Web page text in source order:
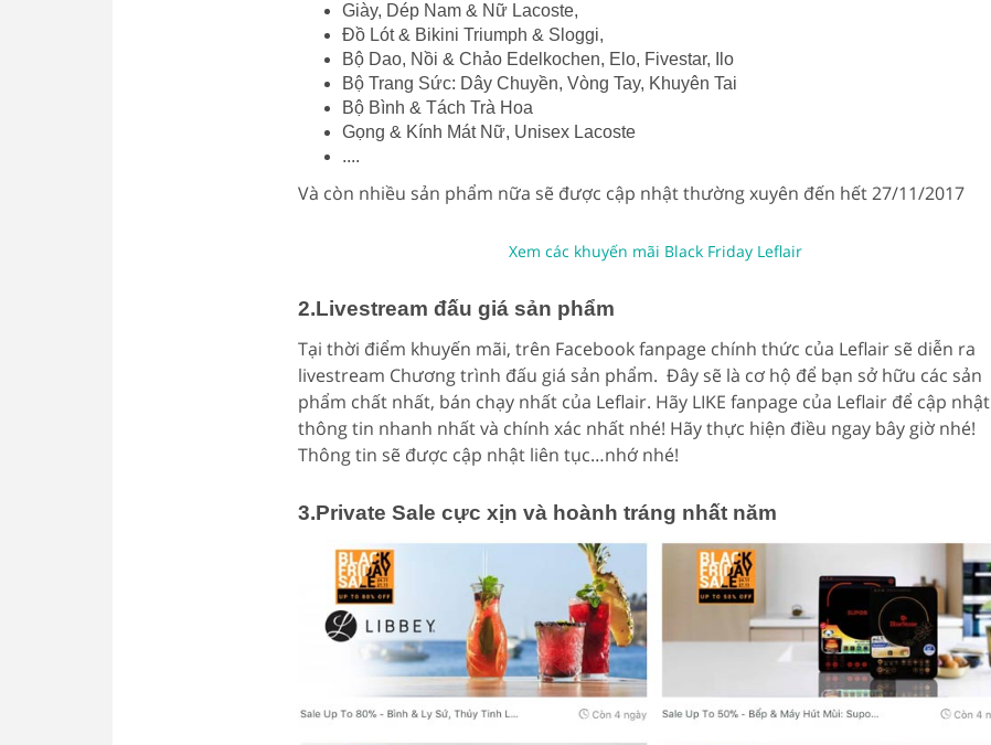
Giày, Dép Nam & Nữ Lacoste,
Đồ Lót & Bikini Triumph & Sloggi,
Bộ Dao, Nồi & Chảo Edelkochen, Elo, Fivestar, Ilo
Bộ Trang Sức: Dây Chuyền, Vòng Tay, Khuyên Tai
Bộ Bình & Tách Trà Hoa
Gọng & Kính Mát Nữ, Unisex Lacoste
....
Và còn nhiều sản phẩm nữa sẽ được cập nhật thường xuyên đến hết 27/11/2017
Xem các khuyến mãi Black Friday Leflair
2.Livestream đấu giá sản phẩm
Tại thời điểm khuyến mãi, trên Facebook fanpage chính thức của Leflair sẽ diễn ra
livestream Chương trình đấu giá sản phẩm. Đây sẽ là cơ hộ để bạn sở hữu các sản
phẩm chất nhất, bán chạy nhất của Leflair. Hãy LIKE fanpage của Leflair để cập nhật
thông tin nhanh nhất và chính xác nhất nhé! Hãy thực hiện điều ngay bây giờ nhé!
Thông tin sẽ được cập nhật liên tục…nhớ nhé!
3.Private Sale cực xịn và hoành tráng nhất năm